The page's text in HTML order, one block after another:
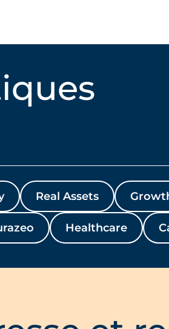
Real Assets
Healthcare